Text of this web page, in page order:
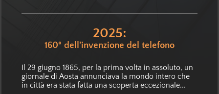
2025:
160° dell'invenzione del telefono
Il 29 giugno 1865, per la prima volta in assoluto, un
giornale di Aosta annunciava la mondo intero che
in città era stata fatta una scoperta eccezionale...